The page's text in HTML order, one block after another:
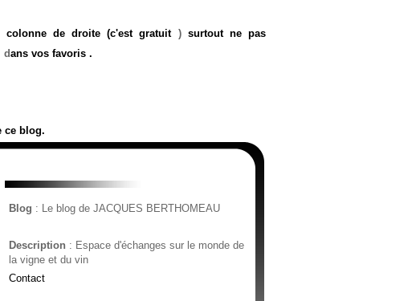
de droite (c'est gratuit) surtout ne pas
dans vos favoris .
ce blog.
Blog : Le blog de JACQUES BERTHOMEAU
Description : Espace d'échanges sur le monde de
la vigne et du vin
Contact